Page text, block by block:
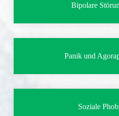
Bipolare
Panik und
Soziale